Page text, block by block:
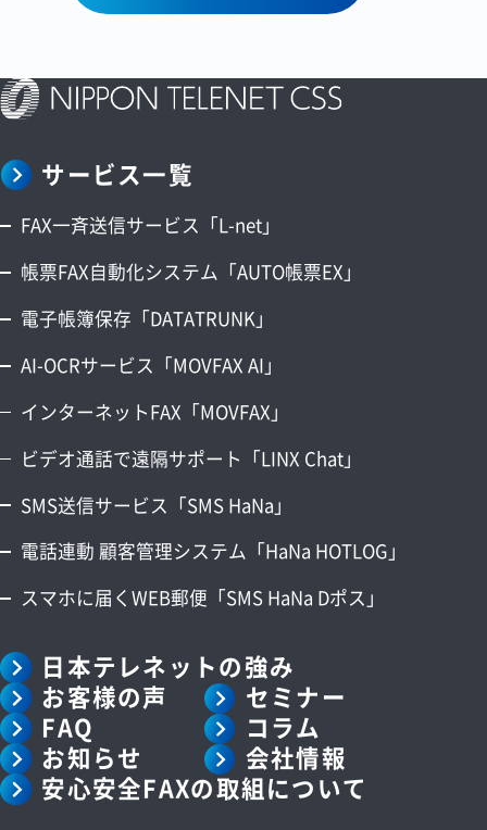
サービス一覧
FAX一斉送信サービス「L-net」
帳票FAX自動化システム「AUTO帳票EX」
電子帳簿保存「DATATRUNK」
AI-OCRサービス「MOVFAX AI」
インターネットFAX「MOVFAX」
ビデオ通話で遠隔サポート「LINX Chat」
SMS送信サービス「SMS HaNa」
電話連動 顧客管理システム「HaNa HOTLOG」
スマホに届くWEB郵便「SMS HaNa Dポス」
日本テレネットの強み
お客様の声
セミナー
FAQ
コラム
お知らせ
会社情報
安心安全FAXの取組について